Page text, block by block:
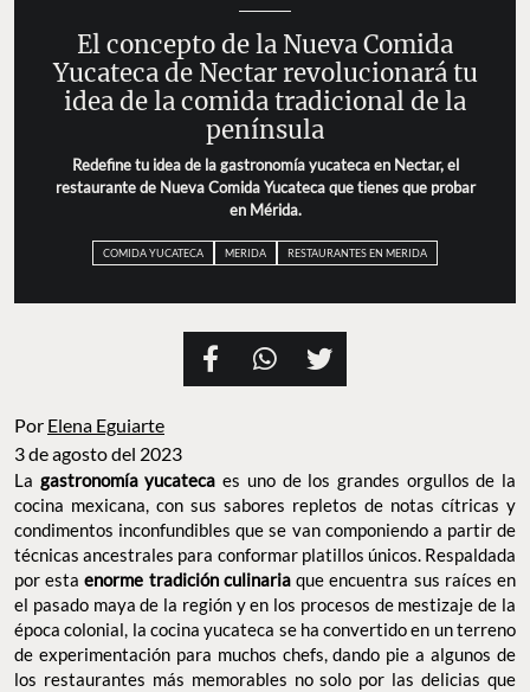
El concepto de la Nueva Comida
Yucateca de Nectar revolucionará tu
idea de la comida tradicional de la
península
Redefine tu idea de la gastronomía yucateca en Nectar, el
restaurante de Nueva Comida Yucateca que tienes que probar
en Mérida.
COMIDA YUCATECA MERIDA RESTAURANTES EN MERIDA
Por Elena Eguiarte
3 de agosto del 2023
La gastronomía yucateca es uno de los grandes orgullos de la
cocina mexicana, con sus sabores repletos de notas cítricas y
condimentos inconfundibles que se van componiendo a partir de
técnicas ancestrales para conformar platillos únicos. Respaldada
por estaenorme tradición culinariaque encuentra sus raíces en
el pasado maya de la región y en los procesos de mestizaje de la
época colonial, la cocina yucateca se ha convertido en un terreno
de experimentación para muchos chefs, dando pie a algunos de
los restaurantes más memorables no solo por las delicias que